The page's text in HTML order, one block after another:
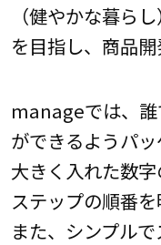
（健やかな暮ら
を目指し、商品開
manageでは、誰
ができるようパッ
大きく入れた数
ステップの順番を
また、シンプル